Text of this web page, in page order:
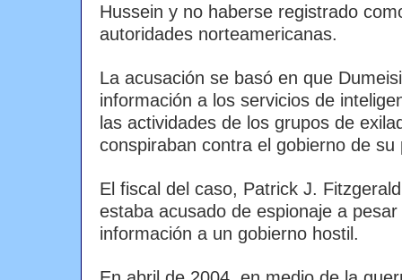
Hussein y no haberse registrado
autoridades norteamericanas.
La acusación se basó en que
información a los servicios de
las actividades de los grupos de
conspiraban contra el gobierno de su
El fiscal del caso, Patrick J.
estaba acusado de espionaje a
información a un gobierno hostil.